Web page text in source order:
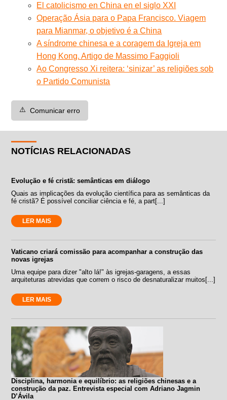
El catolicismo en China en el siglo XXI
Operação Ásia para o Papa Francisco. Viagem
para Mianmar, o objetivo é a China
A síndrome chinesa e a coragem da Igreja em
Hong Kong. Artigo de Massimo Faggioli
Ao Congresso Xi reitera: ‘sinizar’ as religiões sob
o Partido Comunista
⚠️ Comunicar erro
NOTÍCIAS RELACIONADAS
Evolução e fé cristã: semânticas em diálogo
Quais as implicações da evolução científica para as semânticas da
fé cristã? É possível conciliar ciência e fé, a part[...]
LER MAIS
Vaticano criará comissão para acompanhar a construção das
novas igrejas
Uma equipe para dizer "alto lá!" às igrejas-garagens, a essas
arquiteturas atrevidas que correm o risco de desnaturalizar muitos[...]
LER MAIS
Disciplina, harmonia e equilíbrio: as religiões chinesas e a
construção da paz. Entrevista especial com Adriano Jagmin
D’Ávila